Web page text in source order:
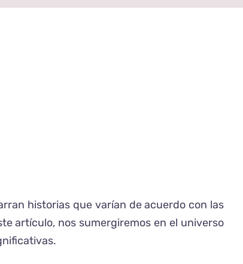
historias que varían de acuerdo con las
artículo, nos sumergiremos en el universo